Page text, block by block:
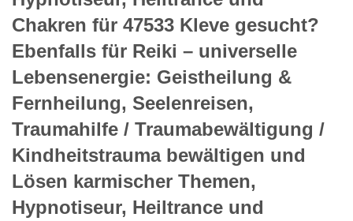
Chakren für 47533 Kleve gesucht?
Ebenfalls für Reiki – universelle
Lebensenergie: Geistheilung &
Fernheilung, Seelenreisen,
Traumahilfe / Traumabewältigung /
Kindheitstrauma bewältigen und
Lösen karmischer Themen,
Hypnotiseur, Heiltrance und